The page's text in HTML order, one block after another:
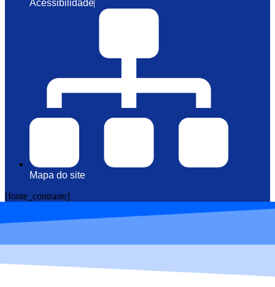
Acessibilidade
Mapa do site
[fonte_contraste]